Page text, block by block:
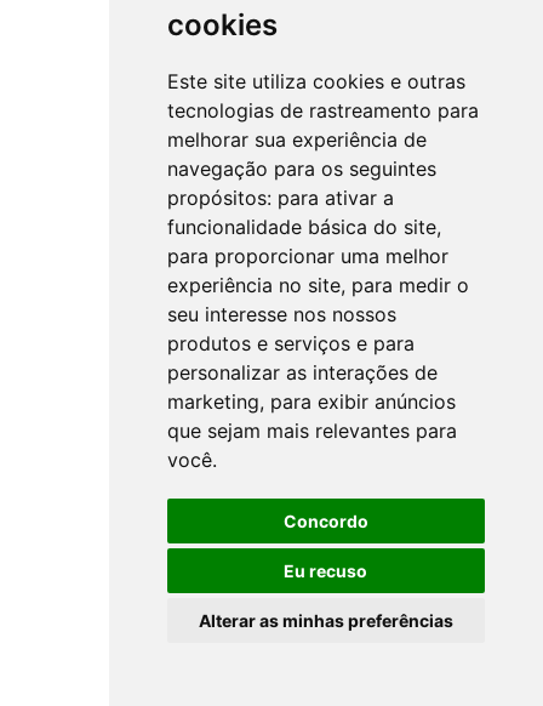
cookies
Este site utiliza cookies e outras
tecnologias de rastreamento para
melhorar sua experiência de
navegação para os seguintes
propósitos: para ativar a
funcionalidade básica do site,
para proporcionar uma melhor
experiência no site, para medir o
seu interesse nos nossos
produtos e serviços e para
personalizar as interações de
marketing, para exibir anúncios
que sejam mais relevantes para
você.
Concordo
Eu recuso
Alterar as minhas preferências